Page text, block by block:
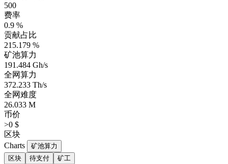
500
费率
0.9 %
贡献占比
215.179 %
矿池算力
191.484 Gh/s
全网算力
372.233 Th/s
全网难度
26.033 M
币价
>0 $
区块
Charts
矿池算力
区块
待支付 矿工